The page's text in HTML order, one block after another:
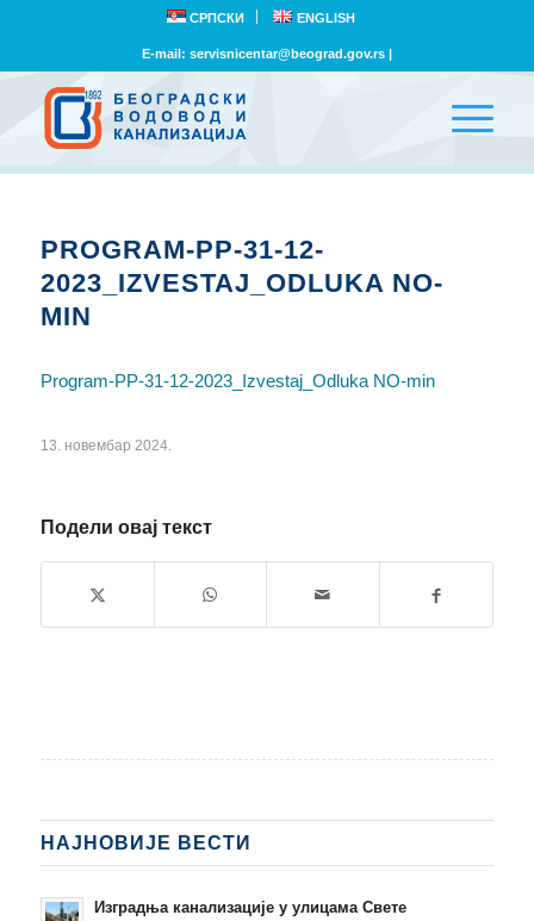
СРПСКИ ENGLISH
E-mail: servisnicentar@beograd.gov.rs|
PROGRAM-PP-31-12-
2023_IZVESTAJ_ODLUKA NO-
MIN
Program-PP-31-12-2023_Izvestaj_Odluka NO-min
13. новембар 2024.
Подели овај текст
НАЈНОВИЈЕ ВЕСТИ
Изградња канализације у улицама Свете